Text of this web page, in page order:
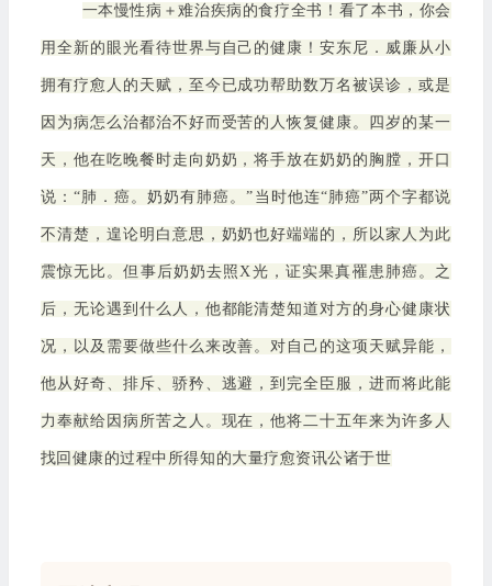
一本慢性病＋难治疾病的食疗全书！看了本书，你会
用全新的眼光看待世界与自己的健康！安东尼．威廉从小
拥有疗愈人的天赋，至今已成功帮助数万名被误诊，或是
因为病怎么治都治不好而受苦的人恢复健康。四岁的某一
天，他在吃晚餐时走向奶奶，将手放在奶奶的胸膛，开口
说：“肺．癌。奶奶有肺癌。”当时他连“肺癌”两个字都说
不清楚，遑论明白意思，奶奶也好端端的，所以家人为此
震惊无比。但事后奶奶去照X光，证实果真罹患肺癌。之
后，无论遇到什么人，他都能清楚知道对方的身心健康状
况，以及需要做些什么来改善。对自己的这项天赋异能，
他从好奇、排斥、骄矜、逃避，到完全臣服，进而将此能
力奉献给因病所苦之人。现在，他将二十五年来为许多人
找回健康的过程中所得知的大量疗愈资讯公诸于世